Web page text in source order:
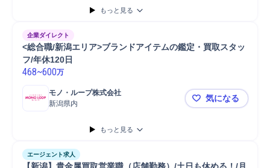
もっと見る
企業ダイレクト
<総合職/新潟エリア>ブランドアイテムの鑑定・買取スタッ
フ/年休120日
468~600万
モノ・ループ株式会社
新潟県内
<総合職/新
気になる
もっと見る
エージェント求人